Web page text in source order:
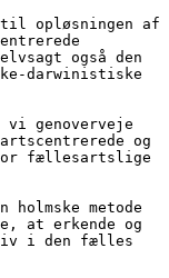
opløsningen af
også den
darwinistiske
genoverveje
og
fællesartslige
metode
at erkende og
i den fælles